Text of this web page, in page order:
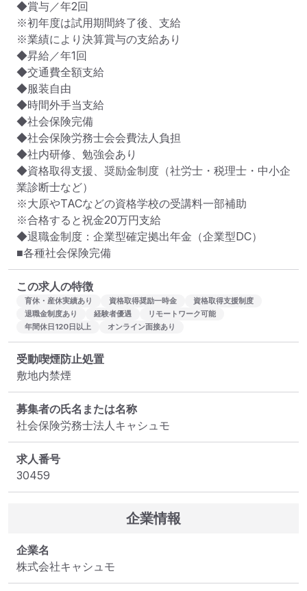
◆賞与／年2回
※初年度は試用期間終了後、支給
※業績により決算賞与の支給あり
◆昇給／年1回
◆交通費全額支給
◆服装自由
◆時間外手当支給
◆社会保険完備
◆社会保険労務士会会費法人負担
◆社内研修、勉強会あり
◆資格取得支援、奨励金制度（社労士・税理士・中小企
業診断士など）
※大原やTACなどの資格学校の受講料一部補助
※合格すると祝金20万円支給
◆退職金制度：企業型確定拠出年金（企業型DC）
■各種社会保険完備
この求人の特徴
育休・産休実績あり 資格取得奨励一時金
資格取得支援制度
退職金制度あり
経験者優遇
リモートワーク可能
年間休日120日以上
オンライン面接あり
受動喫煙防止処置
敷地内禁煙
募集者の氏名または名称
社会保険労務士法人キャシュモ
求人番号
30459
企業情報
企業名
株式会社キャシュモ